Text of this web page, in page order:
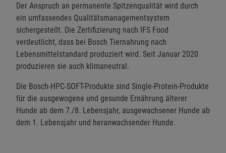
Der Anspruch an permanente Spitzenqualität wird durch
ein umfassendes Qualitätsmanagementsystem
sichergestellt. Die Zertifizierung nach IFS Food
verdeutlicht, dass bei Bosch Tiernahrung nach
Lebensmittelstandard produziert wird. Seit Januar 2020
produzieren sie auch klimaneutral.
Die Bosch-HPC-SOFT-Produkte sind Single-Protein-Produkte
für die ausgewogene und gesunde Ernährung älterer
Hunde ab dem 7./8. Lebensjahr, ausgewachsener Hunde ab
dem 1. Lebensjahr und heranwachsender Hunde.